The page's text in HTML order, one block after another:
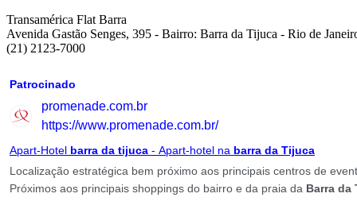
Transamérica Flat Barra
Avenida Gastão Senges, 395 - Bairro: Barra da Tijuca - Rio de
(21) 2123-7000